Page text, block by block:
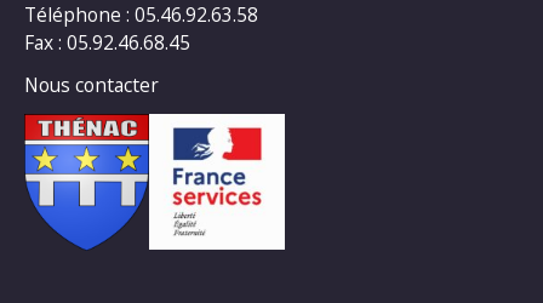
Téléphone : 05.46.92.63.58
Fax : 05.92.46.68.45
Nous contacter